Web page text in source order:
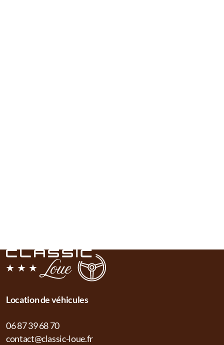
Location de véhicules
06 87 39 68 70
contact@classic-loue.fr